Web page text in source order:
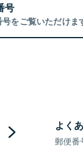
号
をご覧いただけま
よく
郵便番